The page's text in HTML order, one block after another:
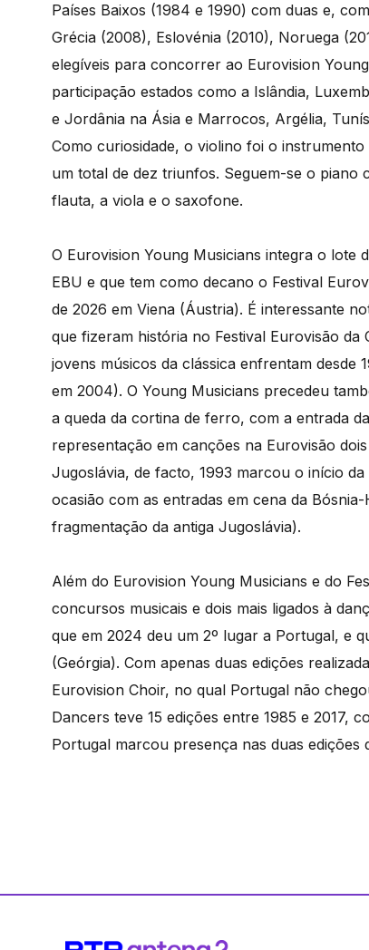
Países Baixos (1984 e 1990) com duas e,
Grécia (2008), Eslovénia (2010), Noruega
elegíveis para concorrer ao Eurovision
participação estados como a Islândia,
e Jordânia na Ásia e Marrocos, Argélia,
Como curiosidade, o violino foi o
um total de dez triunfos. Seguem-se o
flauta, a viola e o saxofone.
O Eurovision Young Musicians integra o lote
EBU e que tem como decano o Festival
de 2026 em Viena (Áustria). É interessante
que fizeram história no Festival Eurovisão
jovens músicos da clássica enfrentam desde
em 2004). O Young Musicians precedeu
a queda da cortina de ferro, com a entrada
representação em canções na Eurovisão
Jugoslávia, de facto, 1993 marcou o início
ocasião com as entradas em cena da
fragmentação da antiga Jugoslávia).
Além do Eurovision Young Musicians e do
concursos musicais e dois mais ligados à
que em 2024 deu um 2º lugar a Portugal, e
(Geórgia). Com apenas duas edições
Eurovision Choir, no qual Portugal não
Dancers teve 15 edições entre 1985 e 2017,
Portugal marcou presença nas duas